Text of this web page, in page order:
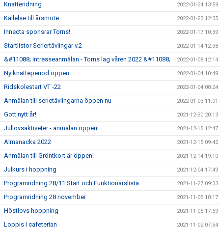
Knatteridning 2022-01-24 13:59
Kallelse till årsmöte 2022-01-23 12:35
Innecta sponsrar Torns! 2022-01-17 10:39
Startlistor Seriertävlingar v.2 2022-01-14 12:38
&#11088; Intresseanmälan - Torns lag våren 2022 &#11088; 2022-01-08 12:14
Ny knatteperiod öppen 2022-01-04 10:49
Ridskolestart VT -22 2022-01-04 08:24
Anmälan till serietävlingarna öppen nu 2022-01-03 11:01
Gott nytt år! 2021-12-30 20:13
Jullovsaktiveter - anmälan öppen! 2021-12-15 12:47
Almanacka 2022 2021-12-15 09:42
Anmälan till Gröntkort är öppen! 2021-12-14 19:10
Julkurs i hoppning 2021-12-04 17:49
Programridning 28/11 Start och Funktionärslista 2021-11-27 09:33
Programridning 28 november 2021-11-05 18:17
Höstlovs hoppning 2021-11-05 17:59
Loppis i cafeterian 2021-11-02 07:54